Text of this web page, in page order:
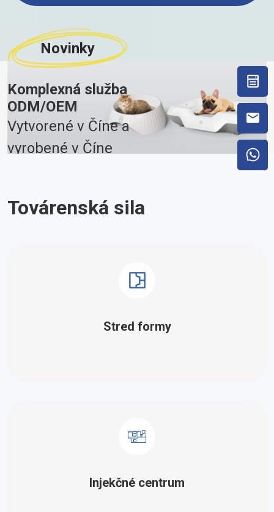
Novinky
Komplexná služba
ODM/OEM
Vytvorené v Číne a
vyrobené v Číne
Továrenská sila
Stred formy
Injekčné centrum